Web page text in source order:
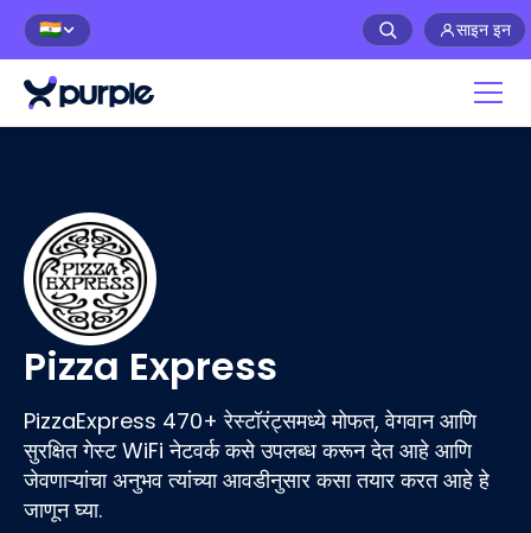
🇮🇳 साइन इन
Pizza Express
PizzaExpress 470+ रेस्टॉरंट्समध्ये मोफत, वेगवान आणि
सुरक्षित गेस्ट WiFi नेटवर्क कसे उपलब्ध करून देत आहे आणि
जेवणाऱ्यांचा अनुभव त्यांच्या आवडीनुसार कसा तयार करत आहे हे
जाणून घ्या.